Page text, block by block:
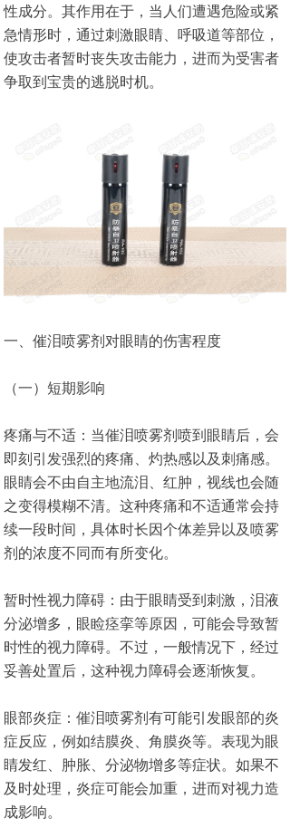
性成分。其作用在于，当人们遭遇危险或紧
急情形时，通过刺激眼睛、呼吸道等部位，
使攻击者暂时丧失攻击能力，进而为受害者
争取到宝贵的逃脱时机。
一、催泪喷雾剂对眼睛的伤害程度
（一）短期影响
疼痛与不适：当催泪喷雾剂喷到眼睛后，会
即刻引发强烈的疼痛、灼热感以及刺痛感。
眼睛会不由自主地流泪、红肿，视线也会随
之变得模糊不清。这种疼痛和不适通常会持
续一段时间，具体时长因个体差异以及喷雾
剂的浓度不同而有所变化。
暂时性视力障碍：由于眼睛受到刺激，泪液
分泌增多，眼睑痉挛等原因，可能会导致暂
时性的视力障碍。不过，一般情况下，经过
妥善处置后，这种视力障碍会逐渐恢复。
眼部炎症：催泪喷雾剂有可能引发眼部的炎
症反应，例如结膜炎、角膜炎等。表现为眼
睛发红、肿胀、分泌物增多等症状。如果不
及时处理，炎症可能会加重，进而对视力造
成影响。